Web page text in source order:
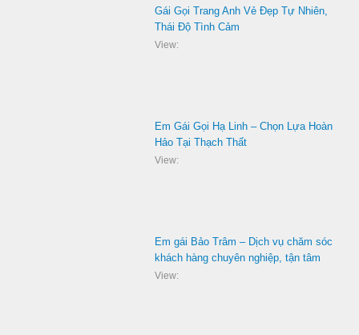
Gái Gọi Trang Anh Vẻ Đẹp Tự Nhiên,
Thái Độ Tình Cảm
View:
Em Gái Gọi Hạ Linh – Chọn Lựa Hoàn
Hảo Tại Thạch Thất
View:
Em gái Bảo Trâm – Dịch vụ chăm sóc
khách hàng chuyên nghiệp, tận tâm
View: